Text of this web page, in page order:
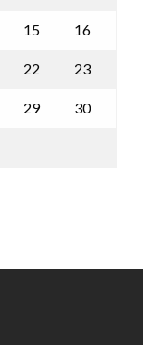
15 16
22 23
29 30